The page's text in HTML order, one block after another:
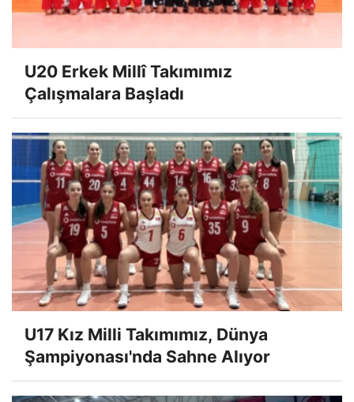
U20 Erkek Millî Takımımız
Çalışmalara Başladı
U17 Kız Milli Takımımız, Dünya
Şampiyonası'nda Sahne Alıyor